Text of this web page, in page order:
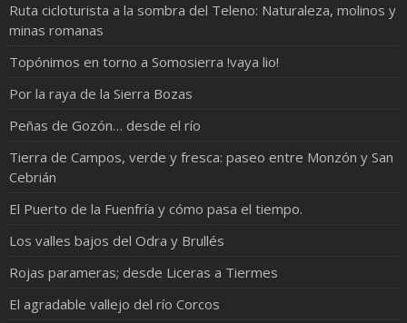
Ruta cicloturista a la sombra del Teleno: Naturaleza, molinos y
minas romanas
Topónimos en torno a Somosierra !vaya lio!
Por la raya de la Sierra Bozas
Peñas de Gozón… desde el río
Tierra de Campos, verde y fresca: paseo entre Monzón y San
Cebrián
El Puerto de la Fuenfría y cómo pasa el tiempo.
Los valles bajos del Odra y Brullés
Rojas parameras; desde Liceras a Tiermes
El agradable vallejo del río Corcos